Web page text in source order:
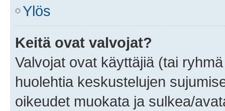
Ylös
Keitä ovat valvojat?
Valvojat ovat käyttäjiä (tai
huolehtia keskustelujen
oikeudet muokata ja sulkea/